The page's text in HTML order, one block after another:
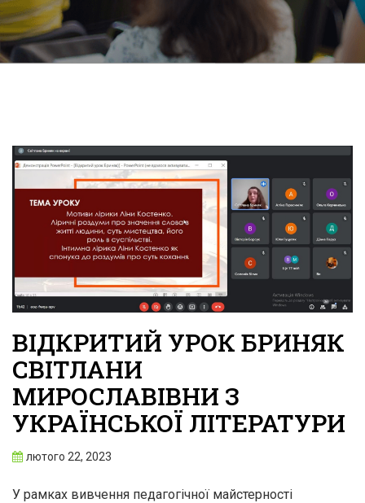
ВІДКРИТИЙ УРОК БРИНЯК
СВІТЛАНИ
МИРОСЛАВІВНИ З
УКРАЇНСЬКОЇ ЛІТЕРАТУРИ
лютого 22, 2023
У рамках вивчення педагогічної майстерності